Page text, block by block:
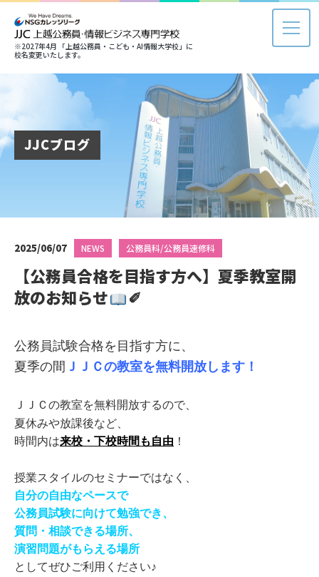
※2027年4月 「上越公務員・こども・AI情報大学校」に
校名変更いたします。
JJCブログ
2025/06/07 NEWS 公務員科/公務員速修科
【公務員合格を目指す方へ】夏季教室開
放のお知らせ
✐
公務員試験合格を目指す方に、
夏季の間 ＪＪＣの教室を無料開放します！
ＪＪＣの教室を無料開放するので、
夏休みや放課後など、
時間内は来校・下校時間も自由 ！
授業スタイルのセミナーではなく、
自分の自由なペースで
公務員試験に向けて勉強でき、
質問・相談できる場所、
演習問題がもらえる場所
としてぜひご利用ください♪